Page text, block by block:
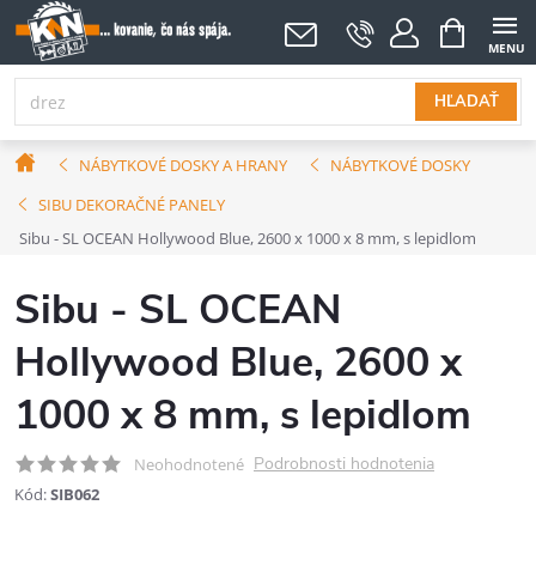
Prejsť
na
obsah
HĽADAŤ
NÁKUPNÝ
KOŠÍK
DomovNÁBYTKOVÉ DOSKY A HRANY
NÁBYTKOVÉ DOSKY
SIBU DEKORAČNÉ PANELY
Sibu - SL OCEAN Hollywood Blue, 2600 x 1000 x 8 mm, s lepidlom
Sibu - SL OCEAN
Hollywood Blue, 2600 x
1000 x 8 mm, s lepidlom
Neohodnotené Podrobnosti hodnotenia
Kód:SIB062